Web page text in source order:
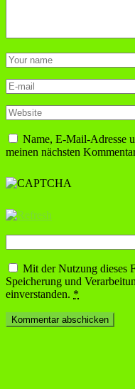
Name, E-Mail-Adresse
meinen nächsten
Mit der Nutzung dieses
Speicherung und
einverstanden. *